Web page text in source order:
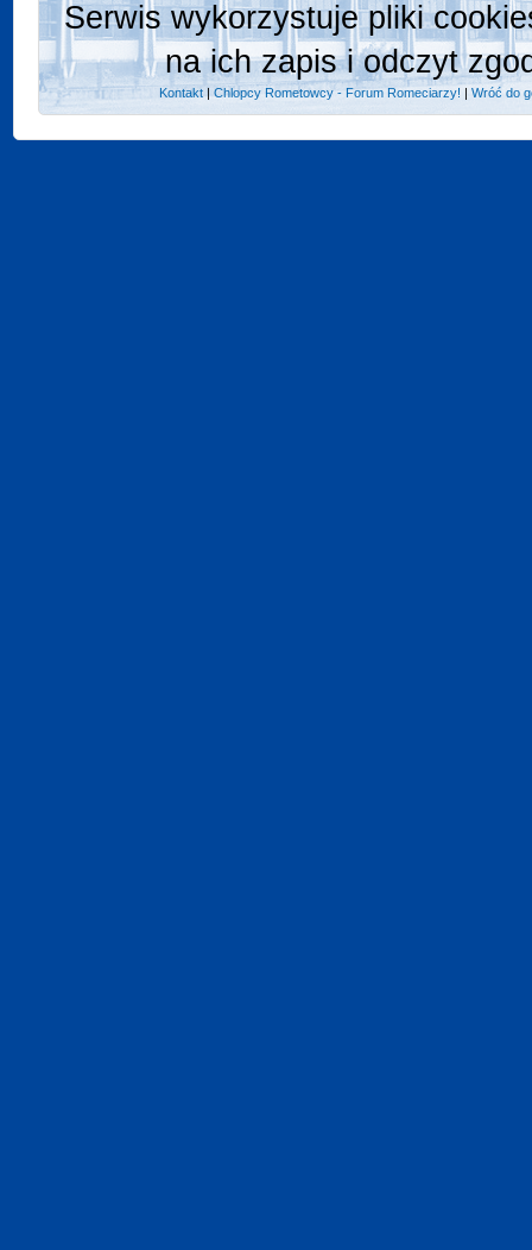
Serwis wykorzystuje pliki
na ich zapis i odczyt
Kontakt |Chlopcy Rometowcy - Forum Romeciarzy! |Wróć do